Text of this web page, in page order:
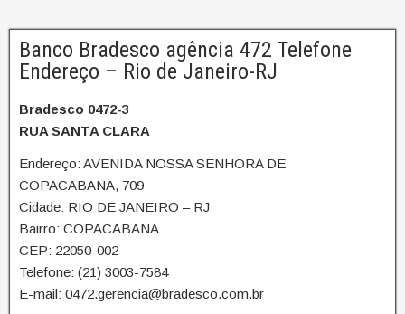
Banco Bradesco agência 472 Telefone
Endereço – Rio de Janeiro-RJ
Bradesco 0472-3
RUA SANTA CLARA
Endereço: AVENIDA NOSSA SENHORA DE
COPACABANA, 709
Cidade: RIO DE JANEIRO – RJ
Bairro: COPACABANA
CEP: 22050-002
Telefone: (21) 3003-7584
E-mail: 0472.gerencia@bradesco.com.br